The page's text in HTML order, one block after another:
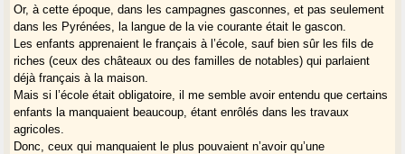
Or, à cette époque, dans les campagnes gasconnes, et pas seulement
dans les Pyrénées, la langue de la vie courante était le gascon.
Les enfants apprenaient le français à l’école, sauf bien sûr les fils de
riches (ceux des châteaux ou des familles de notables) qui parlaient
déjà français à la maison.
Mais si l’école était obligatoire, il me semble avoir entendu que certains
enfants la manquaient beaucoup, étant enrôlés dans les travaux
agricoles.
Donc, ceux qui manquaient le plus pouvaient n’avoir qu’une